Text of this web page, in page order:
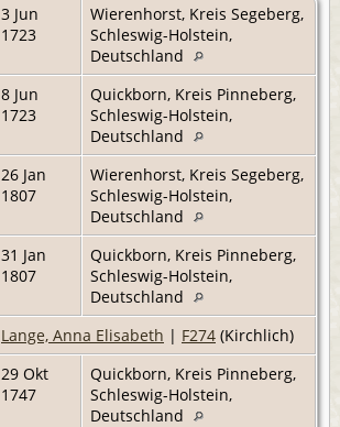
3 Jun
1723
Wierenhorst, Kreis Segeberg,
Schleswig-Holstein,
Deutschland
8 Jun
1723
Quickborn, Kreis Pinneberg,
Schleswig-Holstein,
Deutschland
26 Jan
1807
Wierenhorst, Kreis Segeberg,
Schleswig-Holstein,
Deutschland
31 Jan
1807
Quickborn, Kreis Pinneberg,
Schleswig-Holstein,
Deutschland
Lange, Anna Elisabeth | F274 (Kirchlich)
29 Okt
1747
Quickborn, Kreis Pinneberg,
Schleswig-Holstein,
Deutschland